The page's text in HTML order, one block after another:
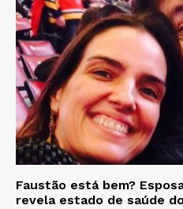
Faustão está bem?
revela estado de saúde